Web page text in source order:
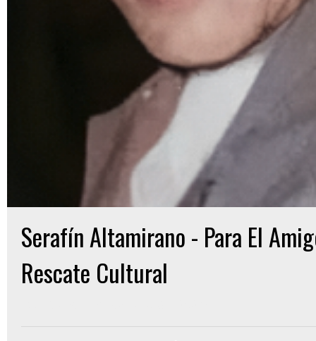
Serafín Altamirano - Para El
Rescate Cultural